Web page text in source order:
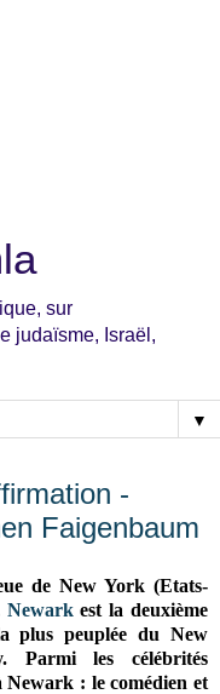
sur
judaïsme, Israël,
▼
-
Faigenbaum
de New York (Etats-
Newarkest la deuxième
plus peuplée du New
Parmi les célébrités
Newark : le comédien et